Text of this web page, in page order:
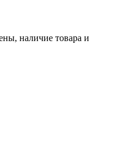
наличие товара и